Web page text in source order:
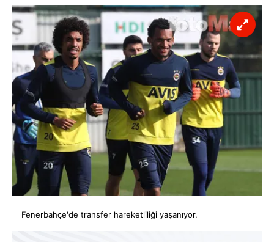
Fenerbahçe'de transfer hareketliliği yaşanıyor.